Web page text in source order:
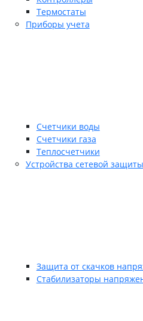
Термостаты
Приборы учета
Счетчики воды
Счетчики газа
Теплосчетчики
Устройства сетевой защиты
Защита от скачков
Стабилизаторы